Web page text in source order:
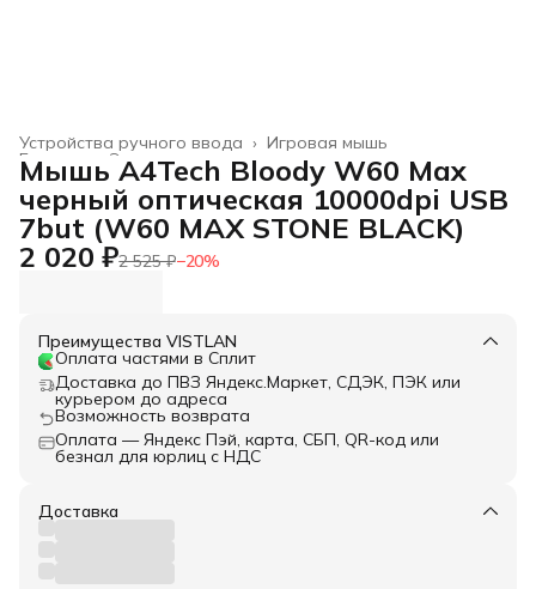
Игровая мышь
Устройства ручного ввода ›
Электроника
Главная
Мышь A4Tech Bloody W60 Max
черный оптическая 10000dpi USB
7but (W60 MAX STONE BLACK)
2 020 ₽2 525 ₽−20%
Преимущества VISTLAN
Оплата частями в Сплит
Доставка до ПВЗ Яндекс.Маркет, СДЭК, ПЭК или
курьером до адреса
Возможность возврата
Оплата — Яндекс Пэй, карта, СБП, QR-код или
безнал для юрлиц с НДС
Доставка